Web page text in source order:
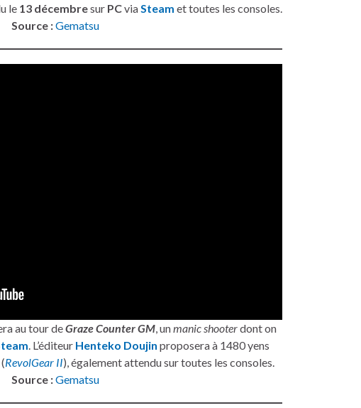
le 13 décembresur PCvia Steam et toutes les consoles.
Source :Gematsu
au tour deGraze Counter GM, unmanic shooterdont on
. L’éditeur Henteko Doujin proposera à 1480 yens
RevolGear II), également attendu sur toutes les consoles.
Source :Gematsu